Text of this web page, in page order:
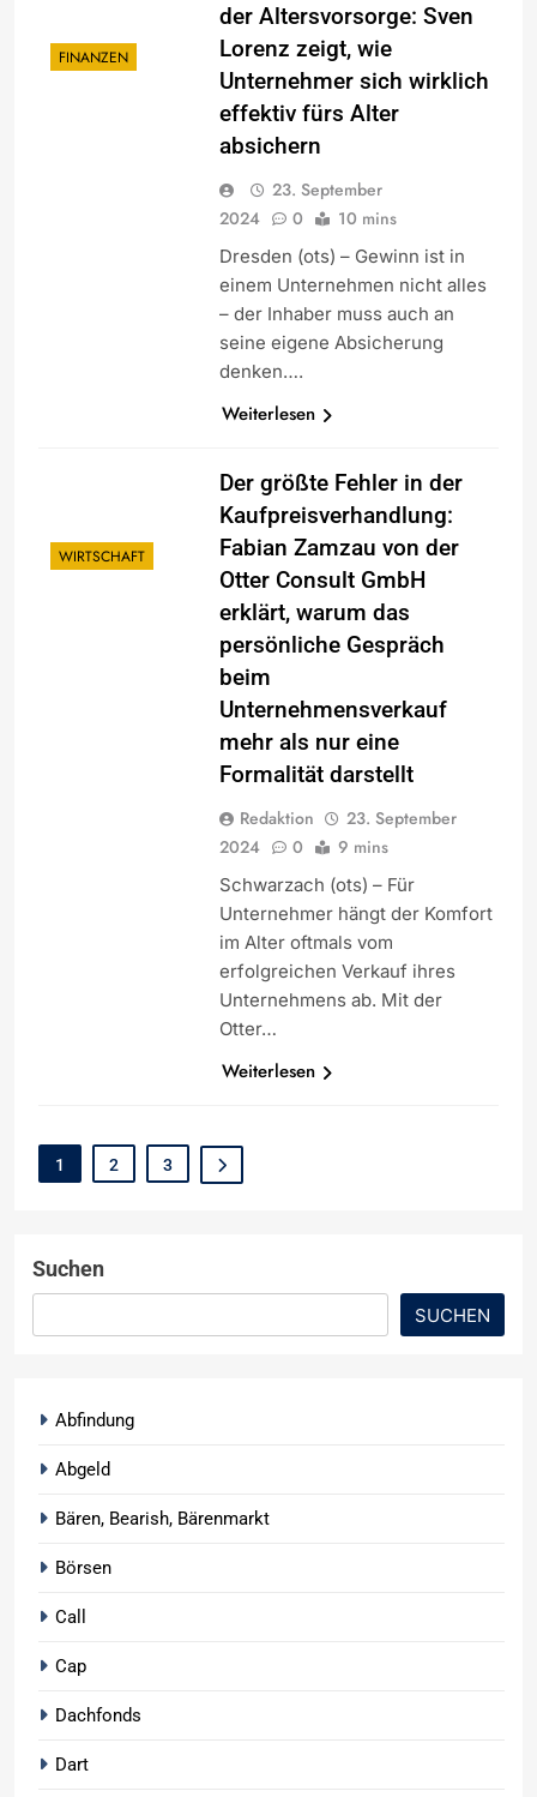
FINANZEN
der Altersvorsorge: Sven
Lorenz zeigt, wie
Unternehmer sich wirklich
effektiv fürs Alter
absichern
23. September
2024
0 10 mins
Dresden (ots) – Gewinn ist in
einem Unternehmen nicht alles
– der Inhaber muss auch an
seine eigene Absicherung
denken….
Weiterlesen
WIRTSCHAFT
Der größte Fehler in der
Kaufpreisverhandlung:
Fabian Zamzau von der
Otter Consult GmbH
erklärt, warum das
persönliche Gespräch
beim
Unternehmensverkauf
mehr als nur eine
Formalität darstellt
Redaktion
23. September
2024
0 9 mins
Schwarzach (ots) – Für
Unternehmer hängt der Komfort
im Alter oftmals vom
erfolgreichen Verkauf ihres
Unternehmens ab. Mit der
Otter…
Weiterlesen
1 2 3
Suchen
SUCHEN
Abfindung
Abgeld
Bären, Bearish, Bärenmarkt
Börsen
Call
Cap
Dachfonds
Dart